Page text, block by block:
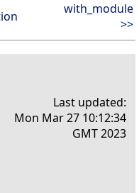
with_module
>>
Last updated:
Mon Mar 27 10:12:34
GMT 2023